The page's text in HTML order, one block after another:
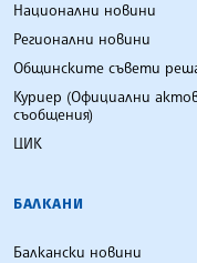
Национални новини
Регионални новини
Общинските съвети
Куриер (Официални
съобщения)
ЦИК
БАЛКАНИ
Балкански новини